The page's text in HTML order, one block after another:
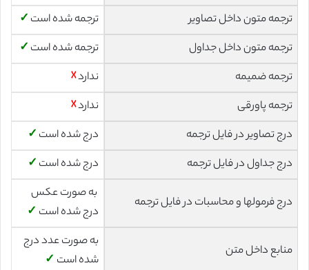
ترجمه متون داخل تصاویر
ترجمه شده است ✓
ترجمه متون داخل جداول
ترجمه شده است ✓
ترجمه ضمیمه
ندارد☓
ترجمه پاورقی
ندارد☓
درج تصاویر در فایل ترجمه
درج شده است ✓
درج جداول در فایل ترجمه
درج شده است ✓
درج فرمولها و محاسبات در فایل ترجمه
به صورت عکس
درج شده است ✓
منابع داخل متن
به صورت عدد درج
شده است ✓